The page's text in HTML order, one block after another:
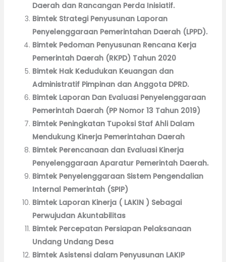
Daerah dan Rancangan Perda Inisiatif.
Bimtek Strategi Penyusunan Laporan
Penyelenggaraan Pemerintahan Daerah (LPPD).
Bimtek Pedoman Penyusunan Rencana Kerja
Pemerintah Daerah (RKPD) Tahun 2020
Bimtek Hak Kedudukan Keuangan dan
Administratif Pimpinan dan Anggota DPRD.
Bimtek Laporan Dan Evaluasi Penyelenggaraan
Pemerintah Daerah (PP Nomor 13 Tahun 2019)
Bimtek Peningkatan Tupoksi Staf Ahli Dalam
Mendukung Kinerja Pemerintahan Daerah
Bimtek Perencanaan dan Evaluasi Kinerja
Penyelenggaraan Aparatur Pemerintah Daerah.
Bimtek Penyelenggaraan Sistem Pengendalian
Internal Pemerintah (SPIP)
Bimtek Laporan Kinerja ( LAKIN ) Sebagai
Perwujudan Akuntabilitas
Bimtek Percepatan Persiapan Pelaksanaan
Undang Undang Desa
Bimtek Asistensi dalam Penyusunan LAKIP